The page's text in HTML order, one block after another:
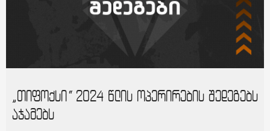
„თიფოქსი“ 2024 წლის ოპერირების შედეგებს
აჯამებს